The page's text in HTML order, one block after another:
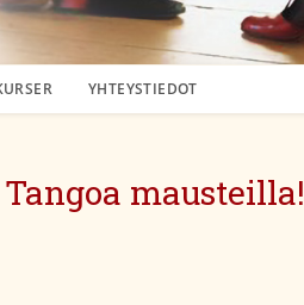
YHTEYSTIEDOT
mausteilla!